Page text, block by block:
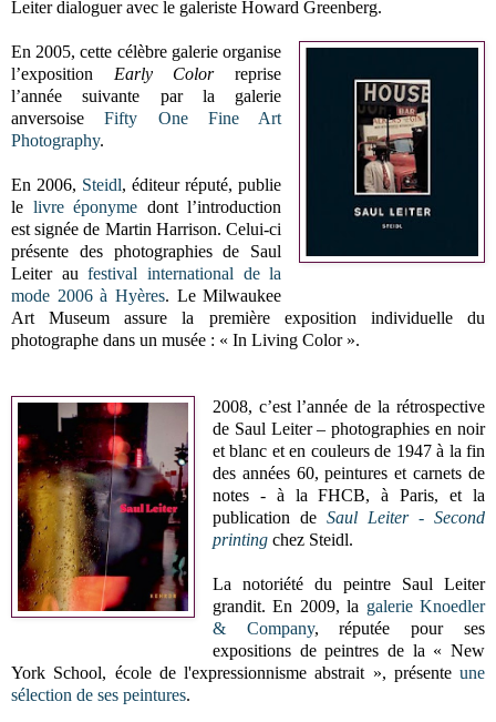
Leiter dialoguer avec le galeriste Howard Greenberg.
En 2005, cette célèbre galerie organise
l’exposition Early Colorreprise
l’année suivante par la galerie
anversoiseFifty One Fine Art
Photography.
En 2006, Steidl, éditeur réputé, publie
le livre éponyme dont l’introduction
est signée de Martin Harrison. Celui-ci
présente des photographies de Saul
Leiter aufestival international de la
mode 2006 à Hyères. Le Milwaukee
Art Museum assure la première exposition individuelle du
photographe dans un musée : « In Living Color ».
2008, c’est l’année de la rétrospective
de Saul Leiter – photographies en noir
et blanc et en couleurs de 1947 à la fin
des années 60, peintures et carnets de
notes - à la FHCB, à Paris, et la
publication de Saul Leiter - Second
printingchez Steidl.
La notoriété du peintre Saul Leiter
grandit. En 2009, la galerie Knoedler
& Company, réputée pour ses
expositions de peintres de la « New
York School, école de l'expressionnisme abstrait », présente une
sélection de ses peintures.